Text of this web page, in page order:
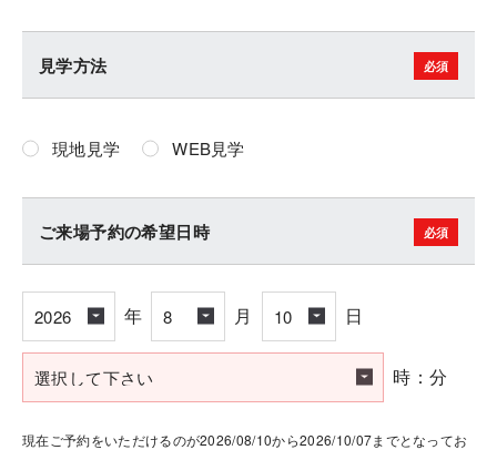
見学方法
現地見学 WEB見学
ご来場予約の希望日時
年 月 日
時：分
現在ご予約をいただけるのが2026/08/10から2026/10/07までとなってお